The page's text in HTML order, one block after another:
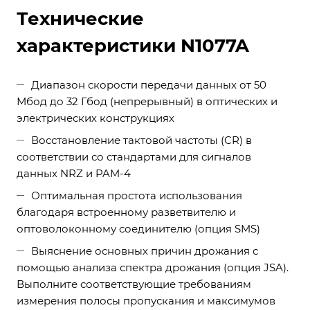
Технические
характеристики N1077A
Диапазон скорости передачи данных от 50
Мбод до 32 Гбод (непрерывный) в оптических и
электрических конструкциях
Восстановление тактовой частоты (CR) в
соответствии со стандартами для сигналов
данных NRZ и PAM-4
Оптимальная простота использования
благодаря встроенному разветвителю и
оптоволоконному соединителю (опция SMS)
Выяснение основных причин дрожания с
помощью анализа спектра дрожания (опция JSA).
Выполните соответствующие требованиям
измерения полосы пропускания и максимумов